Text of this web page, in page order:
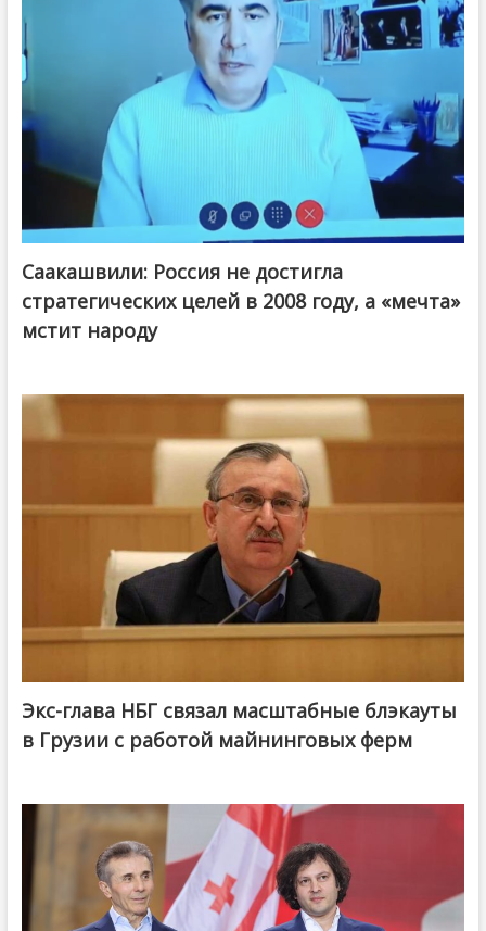
Саакашвили: Россия не достигла
стратегических целей в 2008 году, а «мечта»
мстит народу
Экс-глава НБГ связал масштабные блэкауты
в Грузии с работой майнинговых ферм